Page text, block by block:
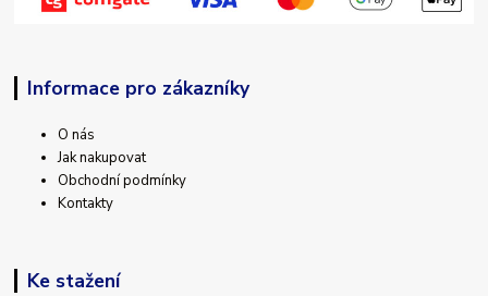
Informace pro zákazníky
O nás
Jak nakupovat
Obchodní podmínky
Kontakty
Ke stažení